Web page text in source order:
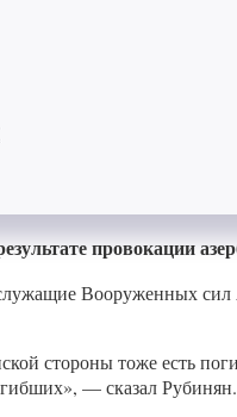
провокации
Вооруженных
стороны тоже есть
— сказал Рубинян.